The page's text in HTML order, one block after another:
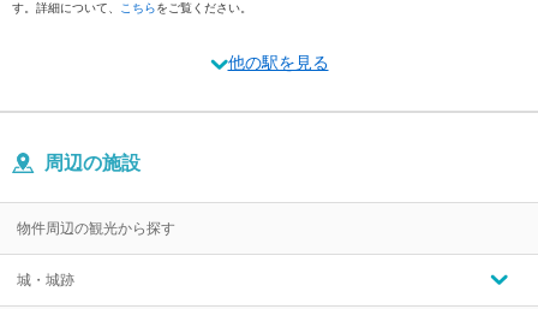
す。詳細について、
こちらをご覧ください。
他の駅を見る
周辺の施設
物件周辺の観光から探す
城・城跡